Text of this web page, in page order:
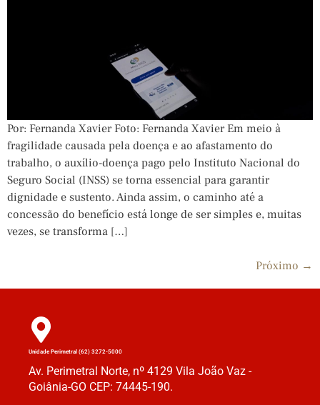
Por: Fernanda Xavier Foto: Fernanda Xavier Em meio à
fragilidade causada pela doença e ao afastamento do
trabalho, o auxílio-doença pago pelo Instituto Nacional do
Seguro Social (INSS) se torna essencial para garantir
dignidade e sustento. Ainda assim, o caminho até a
concessão do benefício está longe de ser simples e, muitas
vezes, se transforma […]
Próximo →
Unidade Perimetral (62) 3272-5000
Av. Perimetral Norte, nº 4129 Vila João Vaz -
Goiânia-GO CEP: 74445-190.